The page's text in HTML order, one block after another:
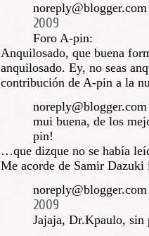
2009
Foro A-pin:
Anquilosado, que buena
anquilosado. Ey, no seas
contribución de A-pin a la
mui buena, de los
pin!
…que dizque no se había
Me acorde de Samir Dazuki
2009
Jajaja, Dr.Kpaulo, sin